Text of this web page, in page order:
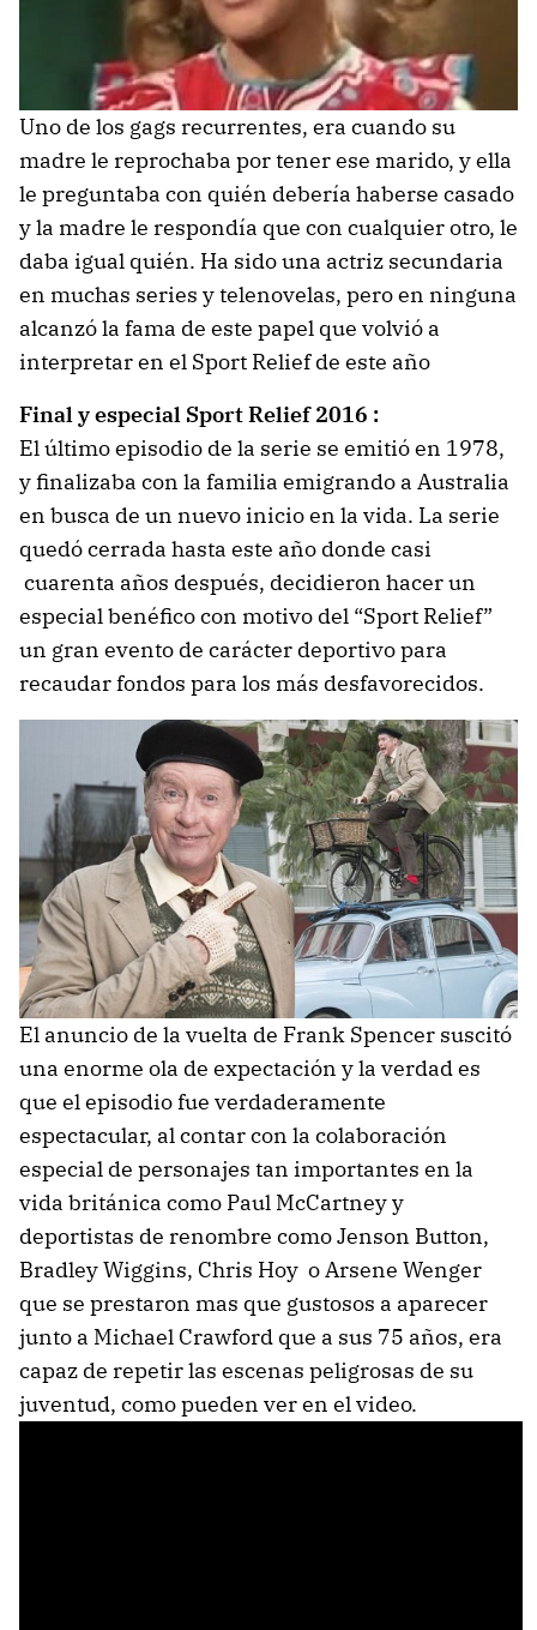
Uno de los gags recurrentes, era cuando su
madre le reprochaba por tener ese marido, y ella
le preguntaba con quién debería haberse casado
y la madre le respondía que con cualquier otro, le
daba igual quién. Ha sido una actriz secundaria
en muchas series y telenovelas, pero en ninguna
alcanzó la fama de este papel que volvió a
interpretar en el Sport Relief de este año
Final y especial Sport Relief 2016 :
El último episodio de la serie se emitió en 1978,
y finalizaba con la familia emigrando a Australia
en busca de un nuevo inicio en la vida. La serie
quedó cerrada hasta este año donde casi
cuarenta años después, decidieron hacer un
especial benéfico con motivo del “Sport Relief”
un gran evento de carácter deportivo para
recaudar fondos para los más desfavorecidos.
El anuncio de la vuelta de Frank Spencer suscitó
una enorme ola de expectación y la verdad es
que el episodio fue verdaderamente
espectacular, al contar con la colaboración
especial de personajes tan importantes en la
vida británica como Paul McCartney y
deportistas de renombre como Jenson Button,
Bradley Wiggins, Chris Hoy o Arsene Wenger
que se prestaron mas que gustosos a aparecer
junto a Michael Crawford que a sus 75 años, era
capaz de repetir las escenas peligrosas de su
juventud, como pueden ver en el video.